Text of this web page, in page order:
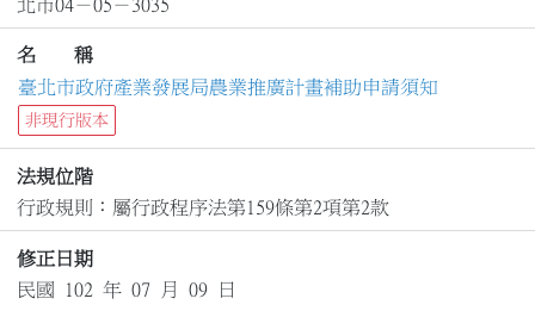
北市04－05－3035
名 稱
臺北市政府產業發展局農業推廣計畫補助申請須知
非現行版本
法規位階
行政規則：屬行政程序法第159條第2項第2款
修正日期
民國 102 年 07 月 09 日